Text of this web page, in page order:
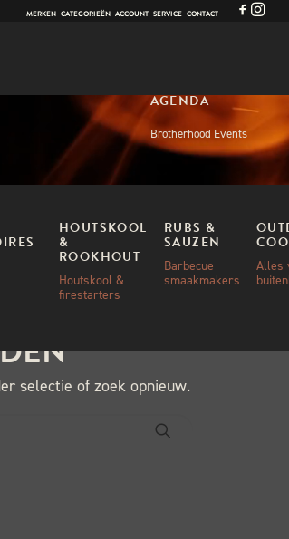
MERKEN CATEGORIEËN ACCOUNT SERVICE CONTACT
HOUTSKOOL
&
ROOKHOUT
Houtskool &
firestarters
RUBS &
SAUZEN
Barbecue
smaakmakers
Alles
AGENDA
Brotherhood Events
selectie of zoek opnieuw.